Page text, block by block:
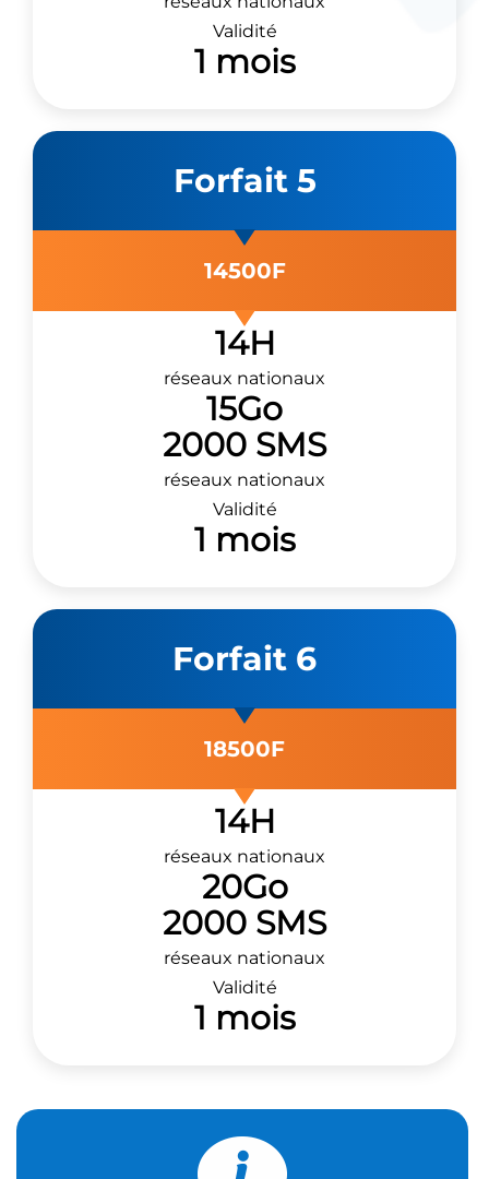
Validité
1 mois
Forfait 5
14500F
14H
réseaux nationaux
15Go
2000 SMS
réseaux nationaux
Validité
1 mois
Forfait 6
18500F
14H
réseaux nationaux
20Go
2000 SMS
réseaux nationaux
Validité
1 mois